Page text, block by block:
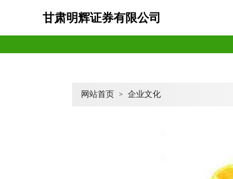
甘肃明辉证券有限公司
网站首页 > 企业文化